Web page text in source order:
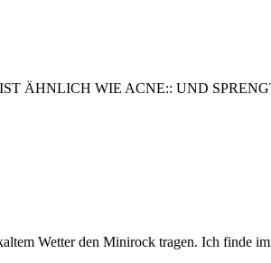
ÄHNLICH WIE ACNE:: UND
Wetter den Minirock tragen. Ich finde